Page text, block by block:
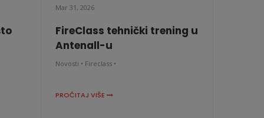
Mar 31, 2026
FireClass tehnički trening u
Antenall-u
Novosti • Fireclass •
PROČITAJ VIŠE